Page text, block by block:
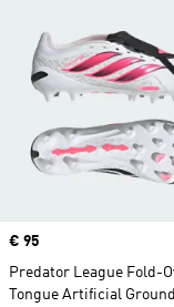
Price
€ 95
Predator League Fold-
Tongue Artificial Ground